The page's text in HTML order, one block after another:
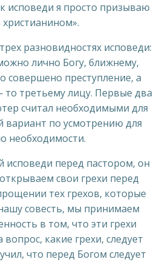
исповеди я просто призываю
христианином».
разновидностях исповеди:
лично Богу, ближнему,
совершено преступление, а
третьему лицу. Первые два
считал необходимыми для
вариант по усмотрению для
необходимости.
исповеди перед пастором, он
свои грехи перед
тех грехов, которые
совесть, мы принимаем
в том, что эти грехи
какие грехи, следует
что перед Богом следует